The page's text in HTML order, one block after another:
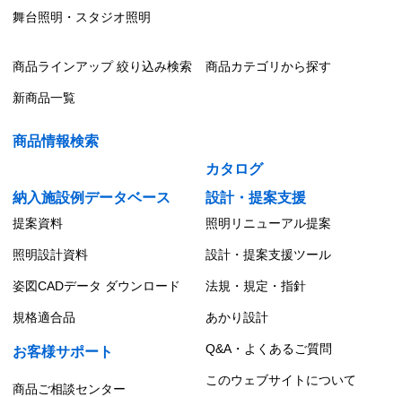
舞台照明・スタジオ照明
商品ラインアップ 絞り込み検索 商品カテゴリから探す
新商品一覧
商品情報検索
カタログ
納入施設例データベース
設計・提案支援
提案資料 照明リニューアル提案
照明設計資料 設計・提案支援ツール
姿図CADデータ ダウンロード 法規・規定・指針
規格適合品 あかり設計
お客様サポート Q&A・よくあるご質問
商品ご相談センター
このウェブサイトについて